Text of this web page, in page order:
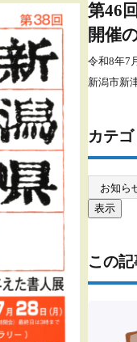
第46
開催
令和8年7
新潟市新
カテ
この